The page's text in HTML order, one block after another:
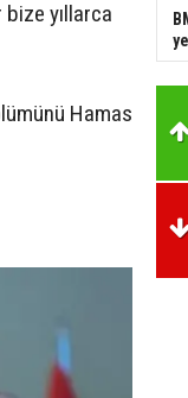
yıllarca
Hamas